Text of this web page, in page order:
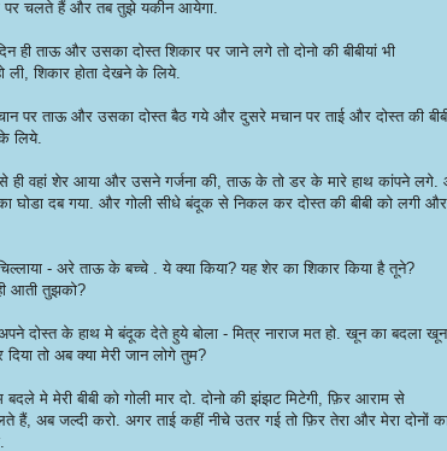
पर चलते हैं और तब तुझे यकीन आयेगा.
ही ताऊ और उसका दोस्त शिकार पर जाने लगे तो दोनो की बीबीयां भी
ली, शिकार होता देखने के लिये.
पर ताऊ और उसका दोस्त बैठ गये और दुसरे मचान पर ताई और दोस्त की
लिये.
ही वहां शेर आया और उसने गर्जना की, ताऊ के तो डर के मारे हाथ कांपने लगे.
घोडा दब गया. और गोली सीधे बंदूक से निकल कर दोस्त की बीबी को लगी
- अरे ताऊ के बच्चे . ये क्या किया? यह शेर का शिकार किया है तूने?
आती तुझको?
दोस्त के हाथ मे बंदूक देते हुये बोला - मित्र नाराज मत हो. खून का बदला खून.
दिया तो अब क्या मेरी जान लोगे तुम?
मे मेरी बीबी को गोली मार दो. दोनो की झंझट मिटेगी, फ़िर आराम से
हैं, अब जल्दी करो. अगर ताई कहीं नीचे उतर गई तो फ़िर तेरा और मेरा दोनों